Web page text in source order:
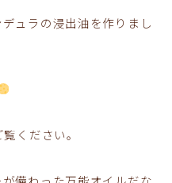
ュラの浸出油を作りまし
ください。